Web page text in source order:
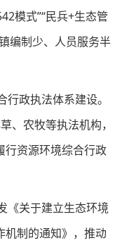
模式”“民兵+生态管
编制少、人员服务半
政执法体系建设。
、农牧等执法机构，
行资源环境综合行政
《关于建立生态环境
机制的通知》，推动